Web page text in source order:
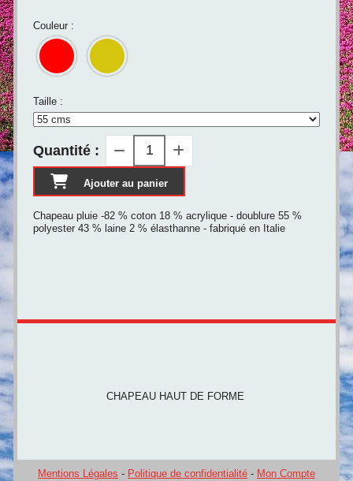
Couleur :
Taille :
Quantité :
Ajouter au panier
Chapeau pluie -82 % coton 18 % acrylique - doublure 55 %
polyester 43 % laine 2 % élasthanne - fabriqué en Italie
CHAPEAU HAUT DE FORME
Mentions Légales Politique de confidentialité Mon Compte